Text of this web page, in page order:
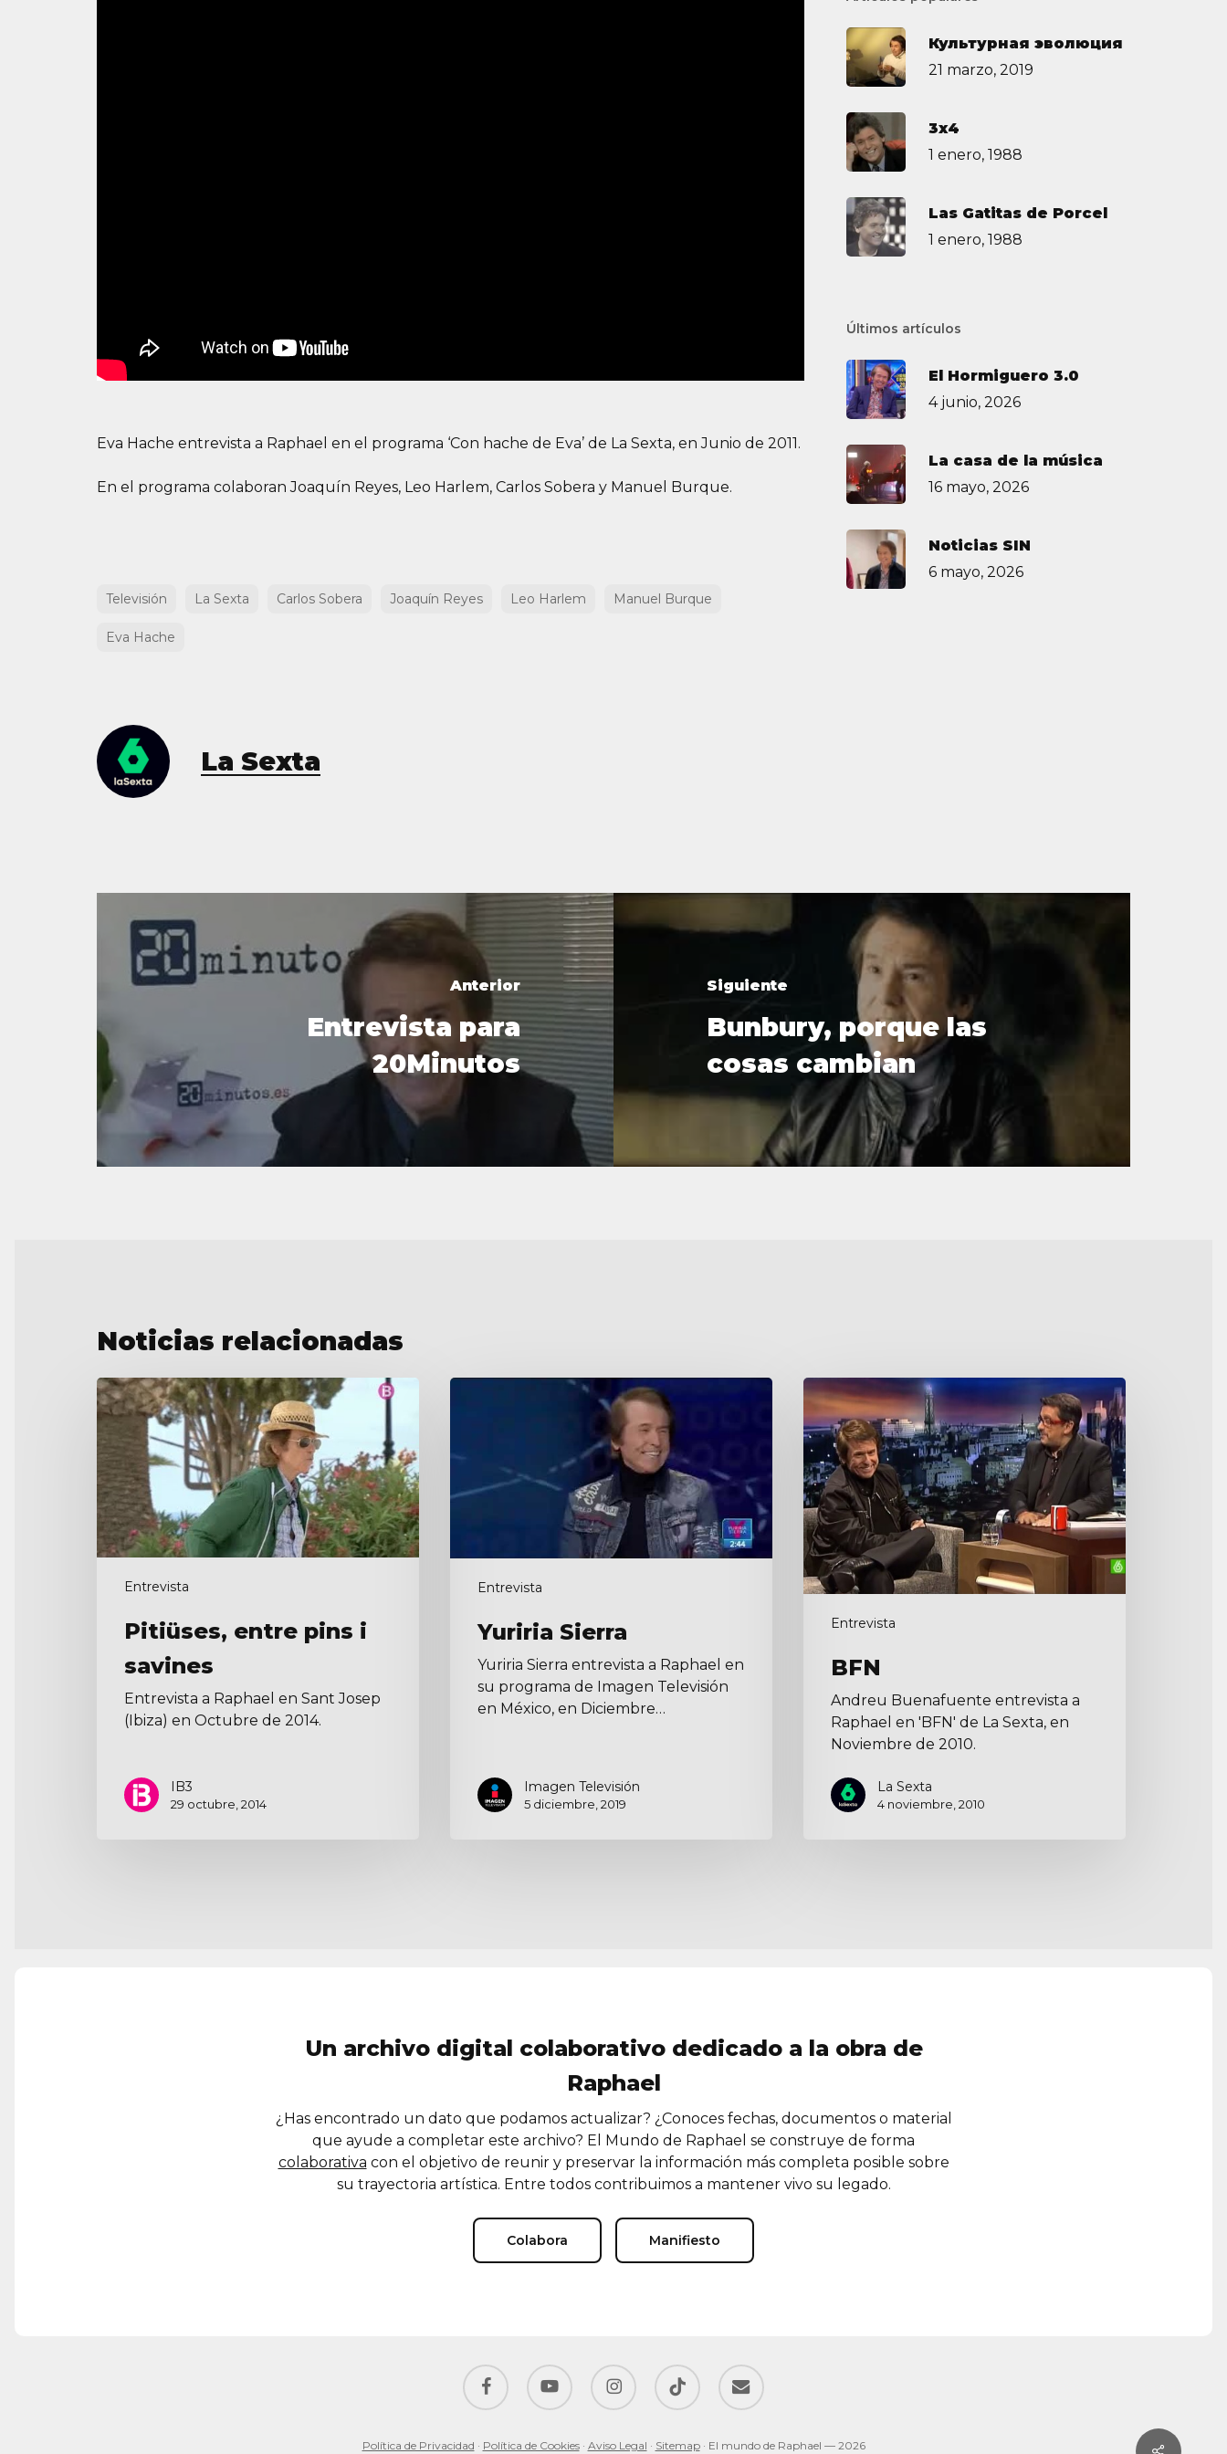
Eva Hache entrevista a Raphael en el programa ‘Con hache de Eva’ de La Sexta, en Junio de 2011.
En el programa colaboran Joaquín Reyes, Leo Harlem, Carlos Sobera y Manuel Burque.
Televisión La Sexta Carlos Sobera Joaquín Reyes Leo Harlem Manuel Burque
Eva Hache
La Sexta
Культурная эволюция
21 marzo, 2019
3х4
1 enero, 1988
Las Gatitas de Porcel
1 enero, 1988
Últimos artículos
El Hormiguero 3.0
4 junio, 2026
La casa de la música
16 mayo, 2026
Noticias SIN
6 mayo, 2026
Anterior
Entrevista para
20Minutos
Siguiente
Bunbury, porque las
cosas cambian
Noticias relacionadas
Entrevista
Pitiüses,
entre
savines
Pitiüses, entre pins i
savines
Entrevista a Raphael en Sant Josep
(Ibiza) en Octubre de 2014.
IB3
29 octubre, 2014
Entrevista
Yuriria
Yuriria Sierra
Yuriria Sierra entrevista a Raphael en
su programa de Imagen Televisión
en México, en Diciembre…
Imagen Televisión
5 diciembre, 2019
Entrevista
BFN
BFN
Andreu Buenafuente entrevista a
Raphael en 'BFN' de La Sexta, en
Noviembre de 2010.
La Sexta
4 noviembre, 2010
Un archivo digital colaborativo dedicado a la obra de
Raphael
¿Has encontrado un dato que podamos actualizar? ¿Conoces fechas, documentos o material
que ayude a completar este archivo? El Mundo de Raphael se construye de forma
colaborativa con el objetivo de reunir y preservar la información más completa posible sobre
su trayectoria artística. Entre todos contribuimos a mantener vivo su legado.
Colabora Manifiesto
facebook youtube instagram tiktok email
Política de Privacidad · Política de Cookies· Aviso Legal · Sitemap· El mundo de Raphael — 2026